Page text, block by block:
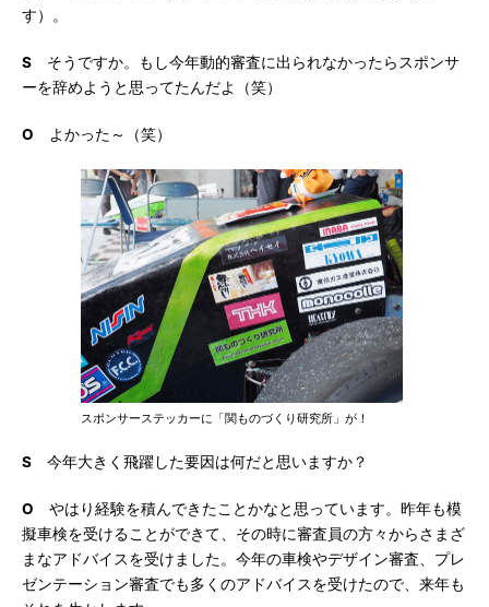
す）。
S そうですか。もし今年動的審査に出られなかったらスポンサ
ーを辞めようと思ってたんだよ（笑）
O よかった～（笑）
スポンサーステッカーに「関ものづくり研究所」が！
S 今年大きく飛躍した要因は何だと思いますか？
O やはり経験を積んできたことかなと思っています。昨年も模
擬車検を受けることができて、その時に審査員の方々からさまざ
まなアドバイスを受けました。今年の車検やデザイン審査、プレ
ゼンテーション審査でも多くのアドバイスを受けたので、来年も